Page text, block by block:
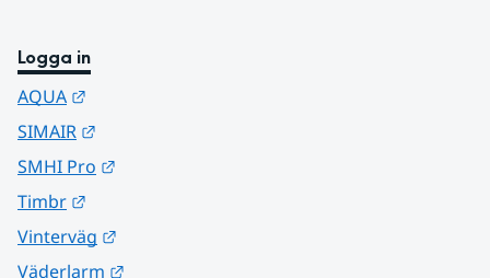
Logga in
AQUA
SIMAIR
SMHI Pro
Timbr
Vinterväg
Väderlarm